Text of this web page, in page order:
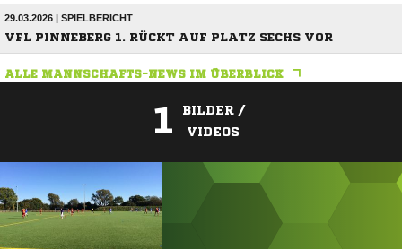
29.03.2026 | SPIELBERICHT
VFL PINNEBERG 1. RÜCKT AUF PLATZ SECHS VOR
ALLE MANNSCHAFTS-NEWS IM ÜBERBLICK
1
BILDER /
VIDEOS